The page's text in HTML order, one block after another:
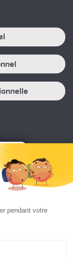
Crédits
pendant votre